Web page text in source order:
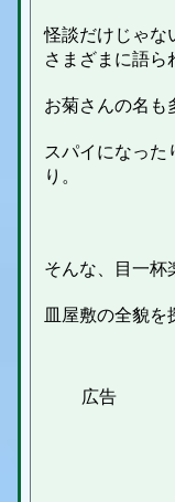
怪談だけじゃな
さまざまに語ら
お菊さんの名も
スパイになった
り。
そんな、目一杯
皿屋敷の全貌を